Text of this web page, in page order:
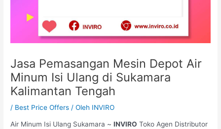
Jasa Pemasangan Mesin Depot Air
Minum Isi Ulang di Sukamara
Kalimantan Tengah
/ Best Price Offers / Oleh INVIRO
Air Minum Isi Ulang Sukamara ~INVIRO Toko Agen Distributor